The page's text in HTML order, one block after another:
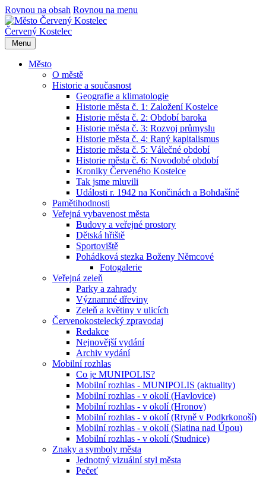
Rovnou na obsah Rovnou na menu
Červený Kostelec
Menu
Město
O městě
Historie a současnost
Geografie a klimatologie
Historie města č. 1: Založení Kostelce
Historie města č. 2: Období baroka
Historie města č. 3: Rozvoj průmyslu
Historie města č. 4: Raný kapitalismus
Historie města č. 5: Válečné období
Historie města č. 6: Novodobé období
Kroniky Červeného Kostelce
Tak jsme mluvili
Události r. 1942 na Končinách a Bohdašíně
Pamětihodnosti
Veřejná vybavenost města
Budovy a veřejné prostory
Dětská hřiště
Sportoviště
Pohádková stezka Boženy Němcové
Fotogalerie
Veřejná zeleň
Parky a zahrady
Významné dřeviny
Zeleň a květiny v ulicích
Červenokostelecký zpravodaj
Redakce
Nejnovější vydání
Archiv vydání
Mobilní rozhlas
Co je MUNIPOLIS?
Mobilní rozhlas - MUNIPOLIS (aktuality)
Mobilní rozhlas - v okolí (Havlovice)
Mobilní rozhlas - v okolí (Hronov)
Mobilní rozhlas - v okolí (Rtyně v Podkrkonoší)
Mobilní rozhlas - v okolí (Slatina nad Úpou)
Mobilní rozhlas - v okolí (Studnice)
Znaky a symboly města
Jednotný vizuální styl města
Pečeť